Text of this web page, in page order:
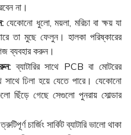
না।
যেকোনো ধুলো, ময়লা, মরিচা বা ক্ষয় যা
তা মুছে ফেলুন। হালকা পরিষ্কারের
ব্যবহার করুন।
ব্যাটারির সাথে PCB বা মোটরের
সাথে ঢিলা হয়ে যেতে পারে। যেকোনো
ছিঁড়ে গেছে সেগুলো পুনরায় সোল্ডার
চার্জিং সার্কিট ব্যাটারি ভালো থাকা